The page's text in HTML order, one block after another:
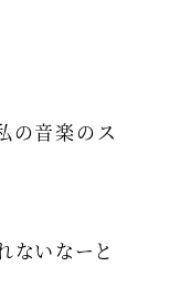
の音楽のス
ないなーと